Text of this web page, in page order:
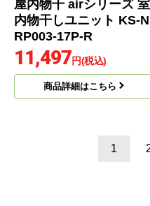
商品詳細はこちら
ナスタ
商品コード：KS-NRP003-17P-R
内物干しユニット KS-N